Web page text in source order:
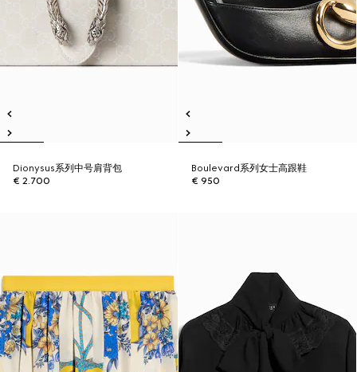
Dionysus系列中号肩背包
€ 2.700
Boulevard系列女士高跟鞋
€ 950